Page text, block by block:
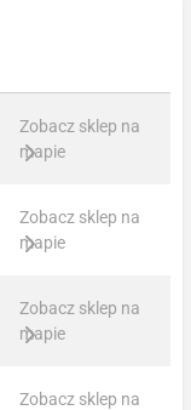
Zobacz sklep na
mapie
Zobacz sklep na
mapie
Zobacz sklep na
mapie
Zobacz sklep na